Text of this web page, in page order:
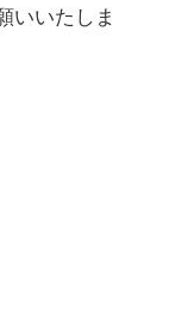
いいたしま